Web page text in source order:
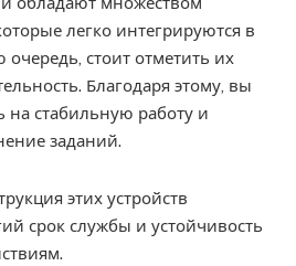
легко интегрируются в
стоит отметить их
Благодаря этому, вы
на стабильную работу и
заданий.
этих устройств
срок службы и устойчивость